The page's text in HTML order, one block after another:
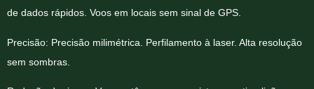
de dados rápidos. Voos em locais sem sinal de GPS.
Precisão: Precisão milimétrica. Perfilamento à laser. Alta resolução
sem sombras.